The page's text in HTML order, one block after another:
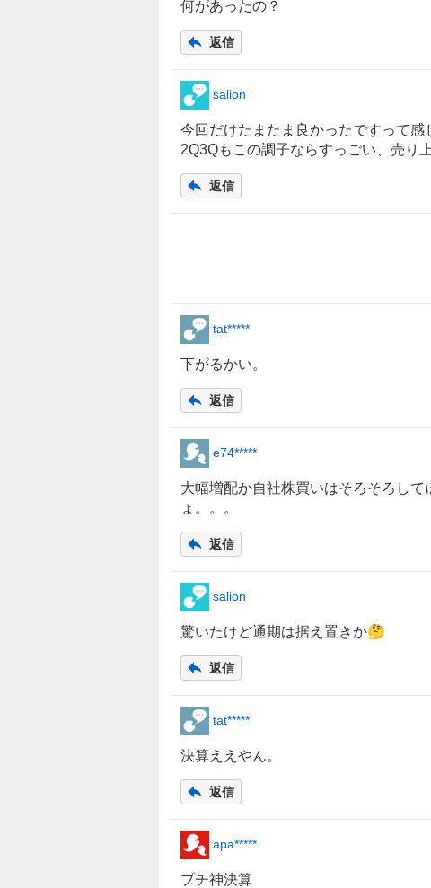
何があったの？
返信
salion
今回だけたまたま良かったですって感
2Q3Qもこの調子ならすっごい、売り
返信
tat*****
下がるかい。
返信
e74*****
大幅増配か自社株買いはそろそろし
ょ。。。
返信
salion
驚いたけど通期は据え置きか🤔
返信
tat*****
決算ええやん。
返信
apa*****
プチ神決算